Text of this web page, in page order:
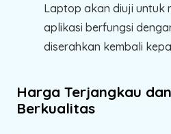
Laptop akan diuji untuk
aplikasi berfungsi
diserahkan kembali
Harga Terjangkau
Berkualitas